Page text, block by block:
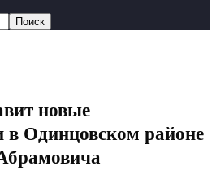
новые
в Одинцовском районе